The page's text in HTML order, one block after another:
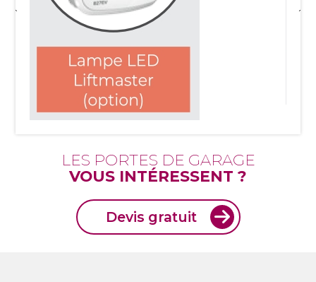
LES PORTES DE GARAGE
VOUS INTÉRESSENT ?
Devis gratuit